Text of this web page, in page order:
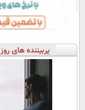
پربیننده های روز